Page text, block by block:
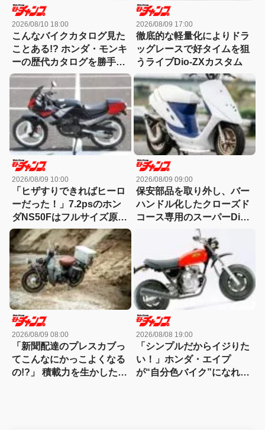
2026/08/10 18:00
こんなバイクカタログ見た
ことある!? ホンダ・モンキ
ーの歴代カタログを勝手に
BEST10【モンキー雑学】
2026/08/09 17:00
徹底的な軽量化によりドラ
ッグレースで好タイムを狙
うライブDio-ZXカスタム
2026/08/09 10:00
「ヒザすりできればヒーロ
ーだった！」7.2psのホン
ダNS50Fはフルサイズ原付
の“特進クラス”【90年代名
車】
2026/08/09 09:00
保安部品を取り外し、バー
ハンドル化したクローズド
コース専用のスーパーDio
2026/08/09 08:00
「新聞配達のプレスカブっ
てこんなにかっこよくなる
の!?」 積載力を生かした英
2026/08/08 19:00
「シンプルだからイジりた
い！」ホンダ・エイプ
が“自分色バイク”になれた